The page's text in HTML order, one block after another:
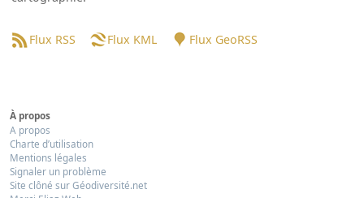
Flux RSS Flux KML Flux GeoRSS
À propos
A propos
Charte d’utilisation
Mentions légales
Signaler un problème
Site clôné sur Géodiversité.net